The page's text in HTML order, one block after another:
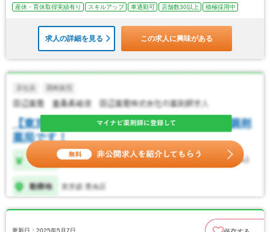
産休・育休取得実績有り スキルアップ 車通勤可 店舗数30以上 積極採用中
求人の詳細を見る この求人に興味がある
更新日：2025年5月7日